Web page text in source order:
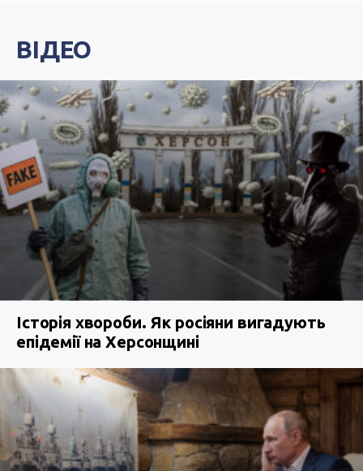
ВІДЕО
Історія хвороби. Як росіяни вигадують
епідемії на Херсонщині